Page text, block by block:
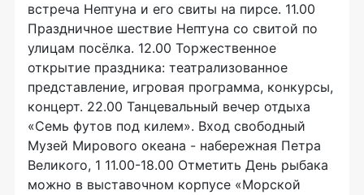
встреча Нептуна и его свиты на пирсе. 11.00
Праздничное шествие Нептуна со свитой по
улицам посёлка. 12.00 Торжественное
открытие праздника: театрализованное
представление, игровая программа, конкурсы,
концерт. 22.00 Танцевальный вечер отдыха
«Семь футов под килем». Вход свободный
Музей Мирового океана - набережная Петра
Великого, 1 11.00-18.00 Отметить День рыбака
можно в выставочном корпусе «Морской